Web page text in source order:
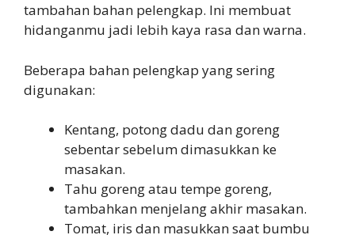
tambahan bahan pelengkap. Ini membuat
hidanganmu jadi lebih kaya rasa dan warna.
Beberapa bahan pelengkap yang sering
digunakan:
Kentang, potong dadu dan goreng
sebentar sebelum dimasukkan ke
masakan.
Tahu goreng atau tempe goreng,
tambahkan menjelang akhir masakan.
Tomat, iris dan masukkan saat bumbu